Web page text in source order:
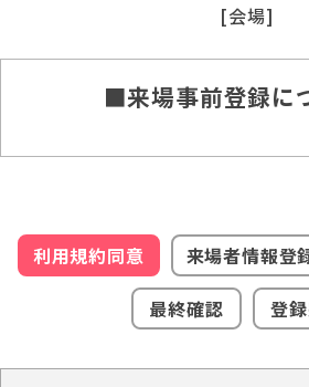
[会場]
■来場事前登録に
利用規約同意 来場者情報登
最終確認
登